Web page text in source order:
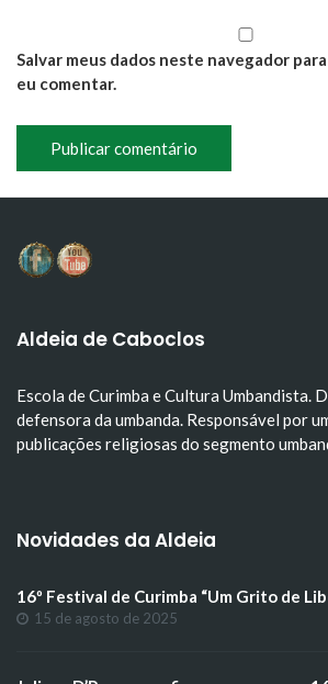
Salvar meus dados neste navegador
eu comentar.
Aldeia de Caboclos
Escola de Curimba e Cultura Umbandista.
defensora da umbanda. Responsável por
publicações religiosas do segmento
Novidades da Aldeia
16º Festival de Curimba “Um Grito de
15 de agosto de 2025